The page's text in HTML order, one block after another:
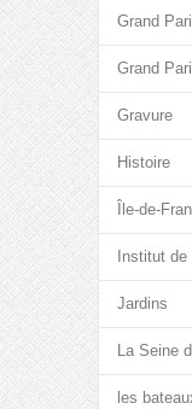
Grand
Grand
Gravure
Histoire
Île-de-
Institut
Jardins
La Seine
les